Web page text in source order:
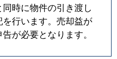
時に物件の引き渡し
行います。売却益が
が必要となります。